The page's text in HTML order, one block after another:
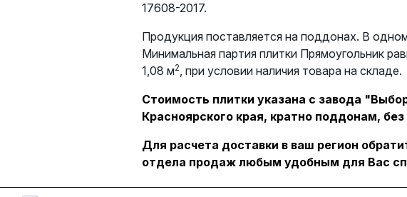
17608-2017.
Продукция поставляется на поддонах. В
Минимальная партия плитки Прямоугольник
1,08 м2, при условии наличия товара на складе.
Стоимость плитки указана с завода
Красноярского края, кратно поддонам, без
Для расчета доставки в ваш регион
отдела продаж любым удобным для Вас